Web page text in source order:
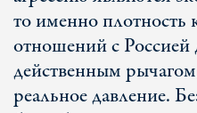
то именно плотность
отношений с Россией
действенным
реальное давление.